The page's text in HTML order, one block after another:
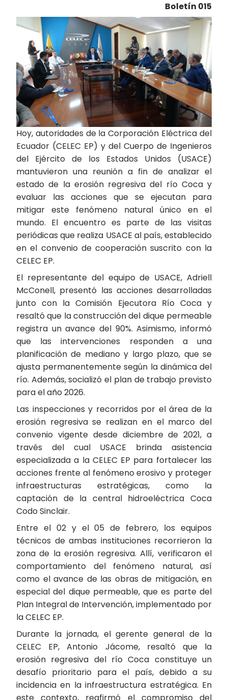
Boletín 015
Hoy, autoridades de la Corporación Eléctrica del
Ecuador (CELEC EP) y del Cuerpo de Ingenieros
del Ejército de los Estados Unidos (USACE)
mantuvieron una reunión a fin de analizar el
estado de la erosión regresiva del río Coca y
evaluar las acciones que se ejecutan para
mitigar este fenómeno natural único en el
mundo. El encuentro es parte de las visitas
periódicas que realiza USACE al país, establecido
en el convenio de cooperación suscrito con la
CELEC EP.
El representante del equipo de USACE, Adriell
McConell, presentó las acciones desarrolladas
junto con la Comisión Ejecutora Río Coca y
resaltó que la construcción del dique permeable
registra un avance del 90%. Asimismo, informó
que las intervenciones responden a una
planificación de mediano y largo plazo, que se
ajusta permanentemente según la dinámica del
río. Además, socializó el plan de trabajo previsto
para el año 2026.
Las inspecciones y recorridos por el área de la
erosión regresiva se realizan en el marco del
convenio vigente desde diciembre de 2021, a
través del cual USACE brinda asistencia
especializada a la CELEC EP para fortalecer las
acciones frente al fenómeno erosivo y proteger
infraestructuras estratégicas, como la
captación de la central hidroeléctrica Coca
Codo Sinclair.
Entre el 02 y el 05 de febrero, los equipos
técnicos de ambas instituciones recorrieron la
zona de la erosión regresiva. Allí, verificaron el
comportamiento del fenómeno natural, así
como el avance de las obras de mitigación, en
especial del dique permeable, que es parte del
Plan Integral de Intervención, implementado por
la CELEC EP.
Durante la jornada, el gerente general de la
CELEC EP, Antonio Jácome, resaltó que la
erosión regresiva del río Coca constituye un
desafío prioritario para el país, debido a su
incidencia en la infraestructura estratégica. En